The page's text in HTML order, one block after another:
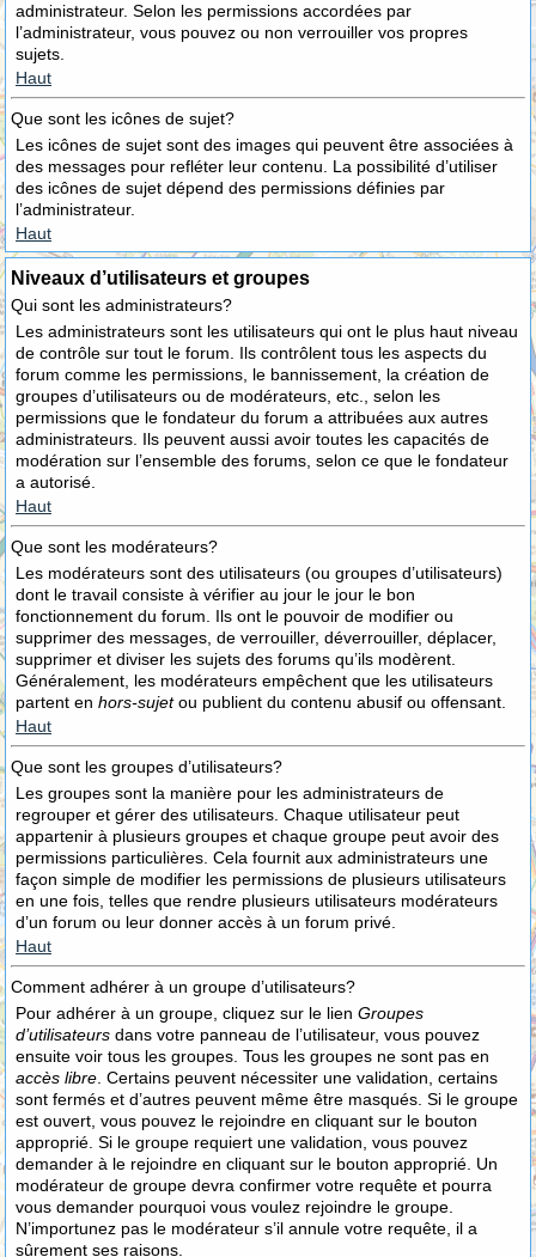
administrateur. Selon les permissions accordées par
l’administrateur, vous pouvez ou non verrouiller vos propres
sujets.
Haut
Que sont les icônes de sujet?
Les icônes de sujet sont des images qui peuvent être associées à
des messages pour refléter leur contenu. La possibilité d’utiliser
des icônes de sujet dépend des permissions définies par
l’administrateur.
Haut
Niveaux d’utilisateurs et groupes
Qui sont les administrateurs?
Les administrateurs sont les utilisateurs qui ont le plus haut niveau
de contrôle sur tout le forum. Ils contrôlent tous les aspects du
forum comme les permissions, le bannissement, la création de
groupes d’utilisateurs ou de modérateurs, etc., selon les
permissions que le fondateur du forum a attribuées aux autres
administrateurs. Ils peuvent aussi avoir toutes les capacités de
modération sur l’ensemble des forums, selon ce que le fondateur
a autorisé.
Haut
Que sont les modérateurs?
Les modérateurs sont des utilisateurs (ou groupes d’utilisateurs)
dont le travail consiste à vérifier au jour le jour le bon
fonctionnement du forum. Ils ont le pouvoir de modifier ou
supprimer des messages, de verrouiller, déverrouiller, déplacer,
supprimer et diviser les sujets des forums qu’ils modèrent.
Généralement, les modérateurs empêchent que les utilisateurs
partent en hors-sujetou publient du contenu abusif ou offensant.
Haut
Que sont les groupes d’utilisateurs?
Les groupes sont la manière pour les administrateurs de
regrouper et gérer des utilisateurs. Chaque utilisateur peut
appartenir à plusieurs groupes et chaque groupe peut avoir des
permissions particulières. Cela fournit aux administrateurs une
façon simple de modifier les permissions de plusieurs utilisateurs
en une fois, telles que rendre plusieurs utilisateurs modérateurs
d’un forum ou leur donner accès à un forum privé.
Haut
Comment adhérer à un groupe d’utilisateurs?
Pour adhérer à un groupe, cliquez sur le lien Groupes
d’utilisateurs dans votre panneau de l’utilisateur, vous pouvez
ensuite voir tous les groupes. Tous les groupes ne sont pas en
accès libre . Certains peuvent nécessiter une validation, certains
sont fermés et d’autres peuvent même être masqués. Si le groupe
est ouvert, vous pouvez le rejoindre en cliquant sur le bouton
approprié. Si le groupe requiert une validation, vous pouvez
demander à le rejoindre en cliquant sur le bouton approprié. Un
modérateur de groupe devra confirmer votre requête et pourra
vous demander pourquoi vous voulez rejoindre le groupe.
N’importunez pas le modérateur s’il annule votre requête, il a
sûrement ses raisons.